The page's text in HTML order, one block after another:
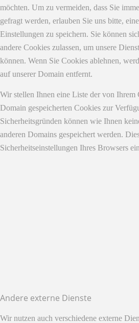
möchten. Um zu vermeiden, dass Sie
gefragt werden, erlauben Sie uns bitte,
Einstellungen zu speichern. Sie können
andere Cookies zulassen, um unsere
können. Wenn Sie Cookies ablehnen,
auf unserer Domain entfernt.
Wir stellen Ihnen eine Liste der von Ihrem
Domain gespeicherten Cookies zur
Sicherheitsgründen können wie Ihnen
anderen Domains gespeichert werden.
Sicherheitseinstellungen Ihres Browsers
Andere externe Dienste
Wir nutzen auch verschiedene externe